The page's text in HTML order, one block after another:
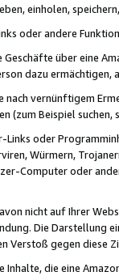
einholen,
oder andere
über eine
dazu
vernünftigem
(zum Beispiel
Links oder
Würmern,
Computer oder
nicht auf Ihrer
Die Darstellung
Verstoß gegen diese
Inhalte, die eine